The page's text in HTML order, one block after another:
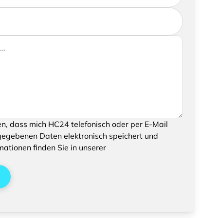
zukommen lassen möchten, können Sie
hinzufügen
bestätigen Sie bitte das Speichern und
Daten
dass mich HC24 telefonisch oder per E-Mail
Daten elektronisch speichert und
finden Sie in unserer